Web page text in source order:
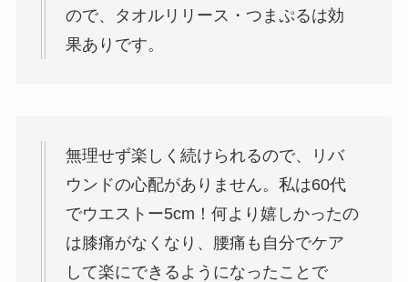
ので、タオルリリース・つまぷるは効
果ありです。
無理せず楽しく続けられるので、リバ
ウンドの心配がありません。 私は60代
でウエストー5cm！ 何より嬉しかったの
は膝痛がなくなり、腰痛も自分でケア
して楽にできるようになったことで